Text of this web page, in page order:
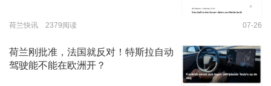
荷兰快讯 2379阅读 07-26
荷兰刚批准，法国就反对！特斯拉自动
驾驶能不能在欧洲开？